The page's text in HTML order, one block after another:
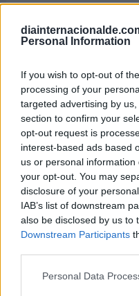
Personal Information
If you wish to opt-out of
processing of your
targeted advertising by
section to confirm your
opt-out request is
interest-based ads based
us or personal
your opt-out. You may
disclosure of your
IAB’s list of downstream
also be disclosed by us to
Downstream Participants
Personal Data
Rituales para
¿Haces algún ritual
Te mencionamos
para recibir al
energías. Puedes
solo durante esta